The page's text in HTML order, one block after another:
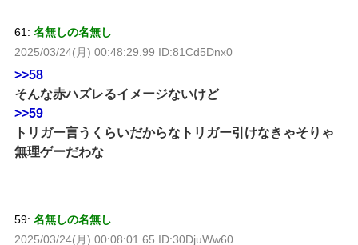
61: 名無しの名無し
2025/03/24(月) 00:48:29.99 ID:81Cd5Dnx0
>>58
そんな赤ハズレるイメージないけど
>>59
トリガー言うくらいだからなトリガー引けなきゃそりゃ
無理ゲーだわな
59: 名無しの名無し
2025/03/24(月) 00:08:01.65 ID:30DjuWw60